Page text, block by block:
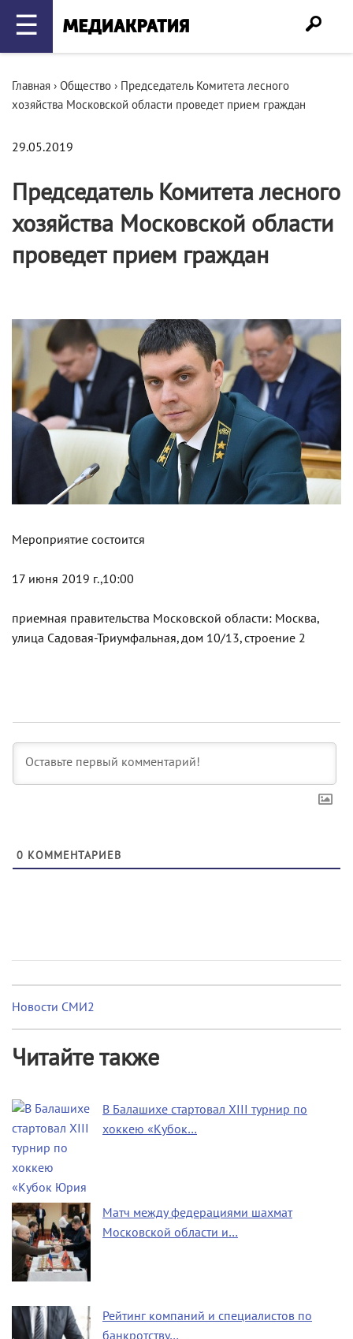
☰
Главная › Общество › Председатель Комитета лесного
хозяйства Московской области проведет прием граждан
29.05.2019
Председатель Комитета лесного
хозяйства Московской области
проведет прием граждан
Мероприятие состоится
17 июня 2019 г.,10:00
приемная правительства Московской области: Москва,
улица Садовая-Триумфальная, дом 10/13, строение 2
0 КОММЕНТАРИЕВ
Новости СМИ2
Читайте также
В Балашихе стартовал XIII турнир по
хоккею «Кубок…
Матч между федерациями шахмат
Московской области и…
Рейтинг компаний и специалистов по
банкротству…